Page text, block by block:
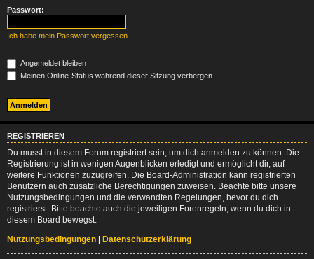
Passwort:
Ich habe mein Passwort vergessen
Angemeldet bleiben
Meinen Online-Status während dieser Sitzung verbergen
REGISTRIEREN
Du musst in diesem Forum registriert sein, um dich anmelden zu können. Die
Registrierung ist in wenigen Augenblicken erledigt und ermöglicht dir, auf
weitere Funktionen zuzugreifen. Die Board-Administration kann registrierten
Benutzern auch zusätzliche Berechtigungen zuweisen. Beachte bitte unsere
Nutzungsbedingungen und die verwandten Regelungen, bevor du dich
registrierst. Bitte beachte auch die jeweiligen Forenregeln, wenn du dich in
diesem Board bewegst.
Nutzungsbedingungen | Datenschutzerklärung